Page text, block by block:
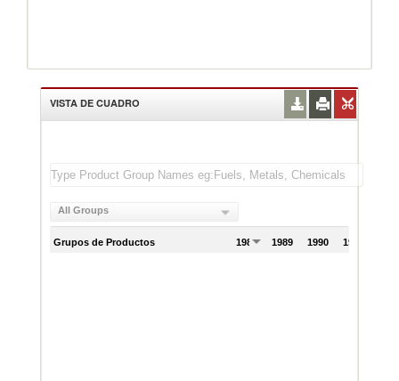
VISTA DE CUADRO
All Groups
Grupos de Productos 1988 1989 1990 1991